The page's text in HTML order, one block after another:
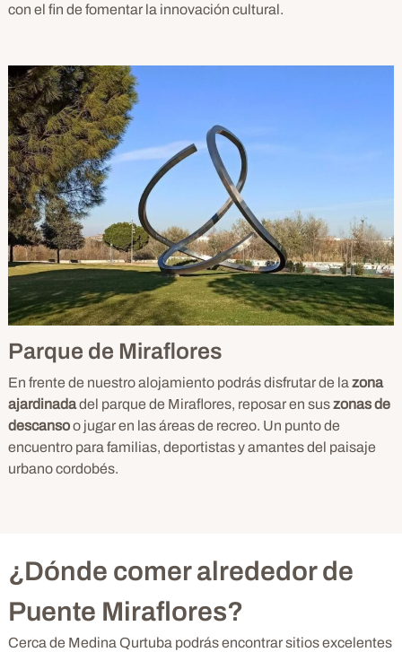
con el fin de fomentar la innovación cultural.
Parque de Miraflores
En frente de nuestro alojamiento podrás disfrutar de la zona
ajardinadadel parque de Miraflores, reposar en suszonas de
descansoo jugar en las áreas de recreo. Un punto de
encuentro para familias, deportistas y amantes del paisaje
urbano cordobés.
¿Dónde comer alrededor de
Puente Miraflores?
Cerca de Medina Qurtuba podrás encontrar sitios excelentes